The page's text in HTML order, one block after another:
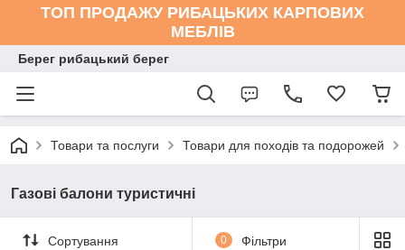
ТОП ПРОДАЖУ РИБАЦЬКИХ КАРПОВИХ
МЕБЛІВ
Берег рибацький берег
Товари та послуги Товари для походів та подорожей
Газові балони туристичні
Сортування 0 Фільтри